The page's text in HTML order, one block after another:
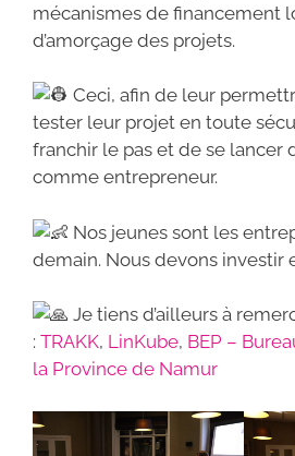
mécanismes de financement
d’amorçage des projets.
Ceci, afin de leur
tester leur projet en toute
franchir le pas et de se lancer
comme entrepreneur.
Nos jeunes sont les
demain. Nous devons investir
Je tiens d’ailleurs à
: TRAKK, LinKube, BEP –
la Province de Namur